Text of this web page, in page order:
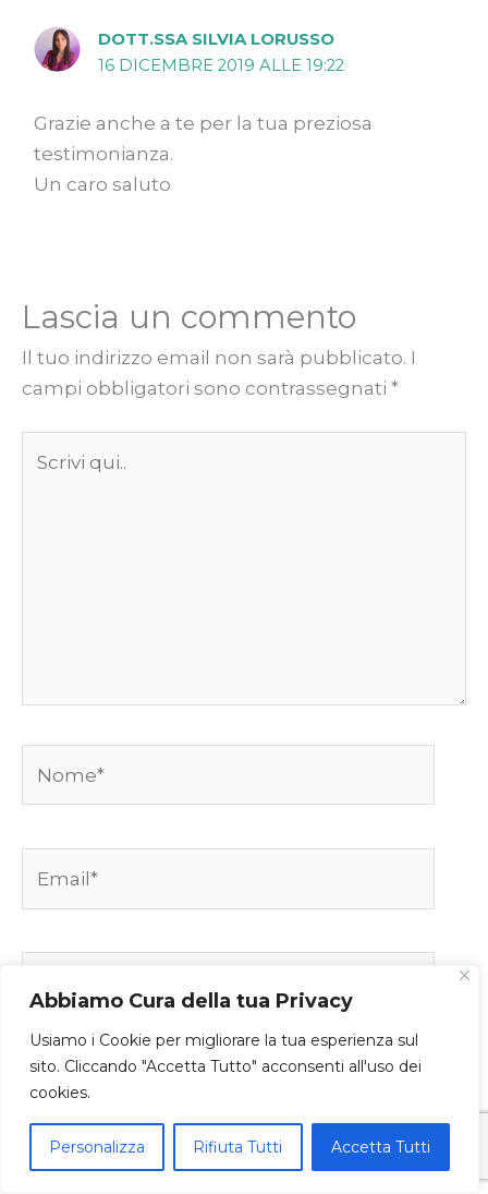
Abbiamo Cura della tua Privacy
Usiamo i Cookie per migliorare la tua esperienza sul
sito. Cliccando "Accetta Tutto" acconsenti all'uso dei
cookies.
Personalizza Rifiuta Tutti Accetta Tutti
DOTT.SSA SILVIA LORUSSO
16 DICEMBRE 2019 ALLE 19:22
Grazie anche a te per la tua preziosa
testimonianza.
Un caro saluto
Lascia un commento
Il tuo indirizzo email non sarà pubblicato. I
campi obbligatori sono contrassegnati *
qui..
Sito
web
Questo sito utilizza Akismet per ridurre lo
spam.Scopri come vengono elaborati i dati